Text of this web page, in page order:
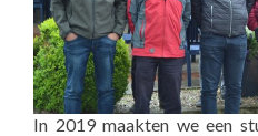
In 2019 maakten we een